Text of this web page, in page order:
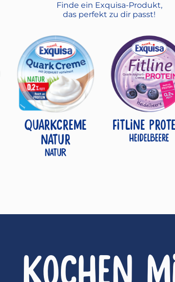
Finde ein Exquisa-Produkt,
das perfekt zu dir passt!
QUARKCREME
NATUR
Natur
FITLINE
Heidelbeere
KOCHEN